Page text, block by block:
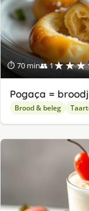
⏱ 70 min👥 1
Pogaça =
Brood & beleg